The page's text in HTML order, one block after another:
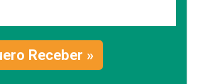
Receber »